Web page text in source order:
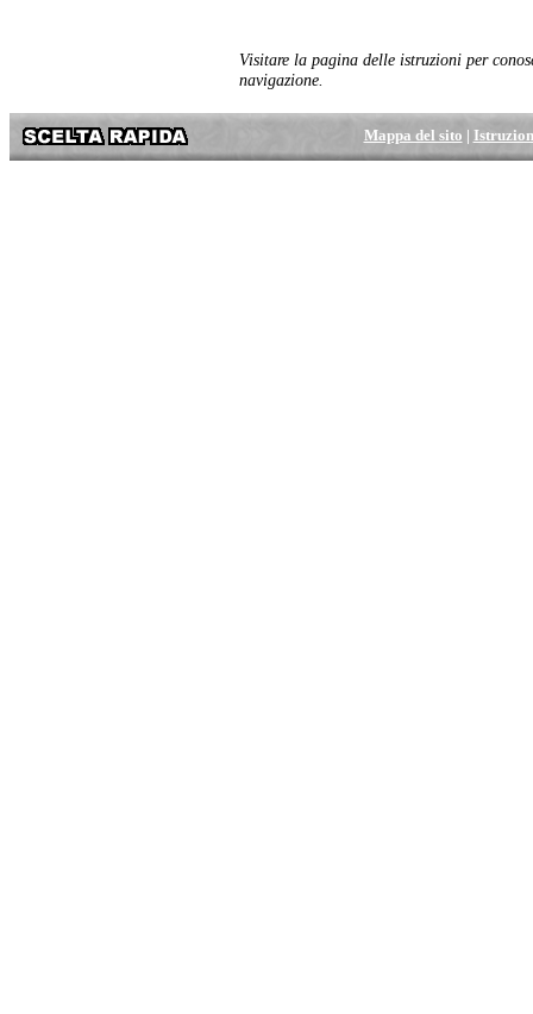
Visitare la pagina delle istruzioni per
navigazione.
Mappa del sito